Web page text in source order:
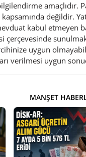
amaçlıdır.
değildir.
kabul etmeyen
çerçevesinde
uygun
verilmesi uygun
MANŞET